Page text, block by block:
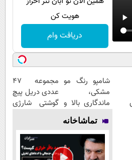
هویت کن
دریافت وام
شامپو رنگ مو
مشکی،
ماندگاری بالا و
مجموعه 47
عددی دریل پیچ
گوشتی شارژی
تماشاخانه